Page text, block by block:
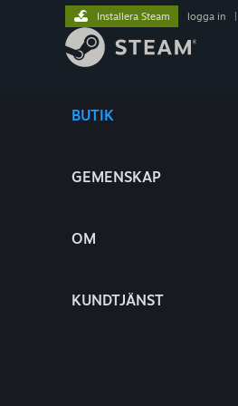
BUTIK
GEMENSKAP
OM
KUNDTJÄNST
Installera Steam logga in